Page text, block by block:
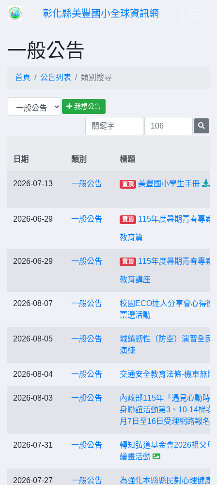
彰化縣美豐國小全球資訊網
一般公告
首頁 公告列表 類別搜尋
我想公告
日期 類別 標題
2026-07-13 一般公告 置頂 美豐國小學生手冊
2026-06-29 一般公告 置頂 115年度暑期青春專案
教育篇
2026-06-29 一般公告 置頂 115年度暑期青春專案
教育講座
2026-08-07 一般公告
校園ECO達人分享會心得徵
票選活動
2026-08-05 一般公告
城鎮韌性（防空）演習全民
演練
2026-08-04 一般公告 交通安全教育法條-機車無照
2026-08-03 一般公告
內政部115年「遇見心動時
身聯誼活動第3、10-14梯次
月7日至16日受理網路報名
2026-07-31 一般公告
轉知弘道基金會2026祖父母
繪畫活動
2026-07-27 一般公告
為強化本縣縣民對心理健康